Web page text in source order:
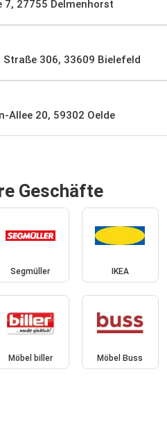
7, 27755 Delmenhorst
306, 33609 Bielefeld
Allee 20, 59302 Oelde
Geschäfte
Segmüller IKEA
Möbel biller Möbel Buss